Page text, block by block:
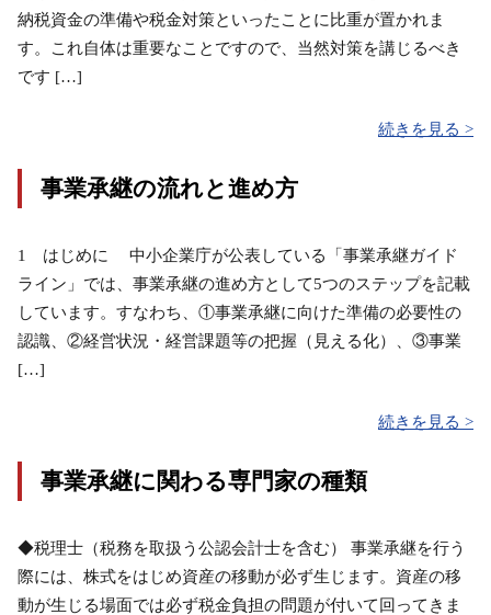
納税資金の準備や税金対策といったことに比重が置かれま
す。これ自体は重要なことですので、当然対策を講じるべき
です […]
続きを見る >
事業承継の流れと進め方
1 はじめに 中小企業庁が公表している「事業承継ガイド
ライン」では、事業承継の進め方として5つのステップを記載
しています。すなわち、①事業承継に向けた準備の必要性の
認識、②経営状況・経営課題等の把握（見える化）、③事業
[…]
続きを見る >
事業承継に関わる専門家の種類
◆税理士（税務を取扱う公認会計士を含む） 事業承継を行う
際には、株式をはじめ資産の移動が必ず生じます。資産の移
動が生じる場面では必ず税金負担の問題が付いて回ってきま